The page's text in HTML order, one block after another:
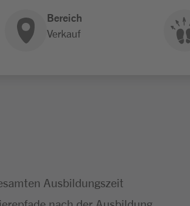
Bereich
Verkauf
Ausbildungszeit